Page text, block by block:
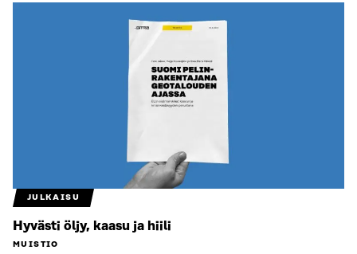
JULKAISU
Hyvästi öljy, kaasu ja hiili
MUISTIO